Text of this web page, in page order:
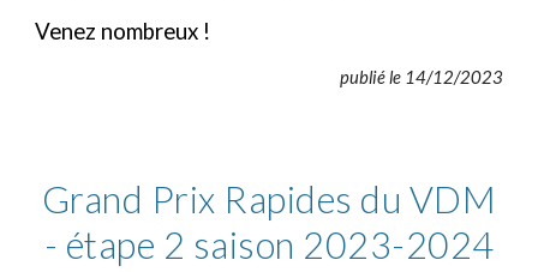
Venez nombreux !
publié le 14/12/2023
Grand Prix Rapides du VDM
- étape 2 saison 2023-2024